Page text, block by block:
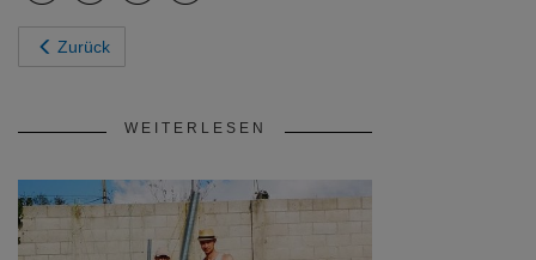
Zurück
WEITERLESEN